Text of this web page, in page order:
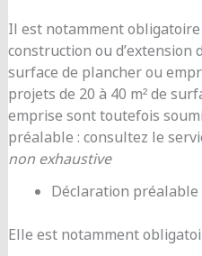
Il est notamment
construction ou d’extension
surface de plancher ou
projets de 20 à 40 m² de
emprise sont toutefois
préalable : consultez le
non exhaustive
Déclaration préalable
Elle est notamment